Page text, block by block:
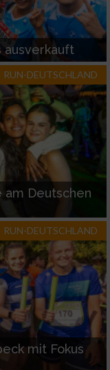
ausverkauft
RUN-DEUTSCHLAND
am Deutschen
RUN-DEUTSCHLAND
mit Fokus